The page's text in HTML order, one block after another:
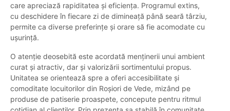
care apreciază rapiditatea și eficiența. Programul extins,
cu deschidere în fiecare zi de dimineață până seară târziu,
permite ca diverse preferințe și orare să fie acomodate cu
ușurință.
O atenție deosebită este acordată menținerii unui ambient
curat și atractiv, dar și valorizării sortimentului propus.
Unitatea se orientează spre a oferi accesibilitate și
comoditate locuitorilor din Roșiori de Vede, mizând pe
produse de patiserie proaspete, concepute pentru ritmul